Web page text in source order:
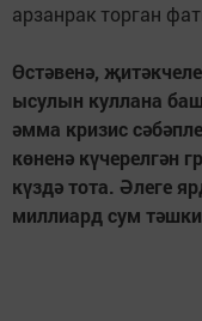
арзанрак торган
Өстәвенә,
ысулын куллана
әмма кризис
көненә күчерелгән
күздә тота. Әлеге
миллиард сум